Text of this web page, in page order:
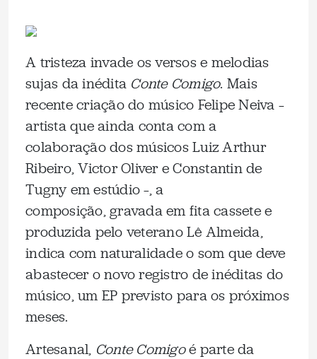
A tristeza invade os versos e melodias
sujas da inédita Conte Comigo. Mais
recente criação do músico Felipe Neiva –
artista que ainda conta com a
colaboração dos músicos Luiz Arthur
Ribeiro, Victor Oliver e Constantin de
Tugny em estúdio –, a
composição, gravada em fita cassete e
produzida pelo veterano Lê Almeida,
indica com naturalidade o som que deve
abastecer o novo registro de inéditas do
músico, um EP previsto para os próximos
meses.
Artesanal, Conte Comigoé parte da